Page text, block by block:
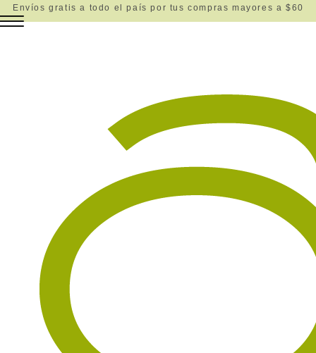
Envíos gratis a todo el país por tus compras mayores a $60